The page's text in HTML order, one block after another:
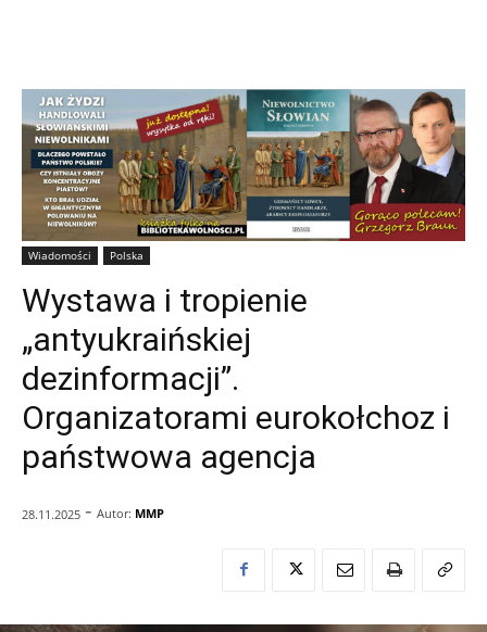
Wiadomości Polska
Wystawa i tropienie
„antyukraińskiej
dezinformacji”.
Organizatorami eurokołchoz i
państwowa agencja
28.11.2025 - Autor: MMP